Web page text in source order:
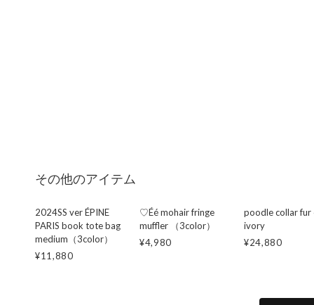
その他のアイテム
2024SS ver ÉPINE
PARIS book tote bag
medium（3color）
¥11,880
♡Éé mohair fringe
muffler （3color）
¥4,980
poodle collar fur
ivory
¥24,880